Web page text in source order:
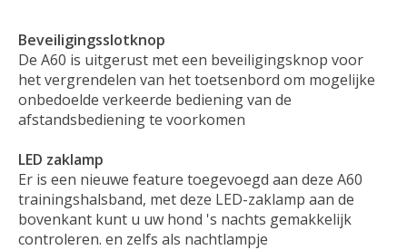
Beveiligingsslotknop
De A60 is uitgerust met een beveiligingsknop voor
het vergrendelen van het toetsenbord om mogelijke
onbedoelde verkeerde bediening van de
afstandsbediening te voorkomen
LED zaklamp
Er is een nieuwe feature toegevoegd aan deze A60
trainingshalsband, met deze LED-zaklamp aan de
bovenkant kunt u uw hond 's nachts gemakkelijk
controleren. en zelfs als nachtlampje